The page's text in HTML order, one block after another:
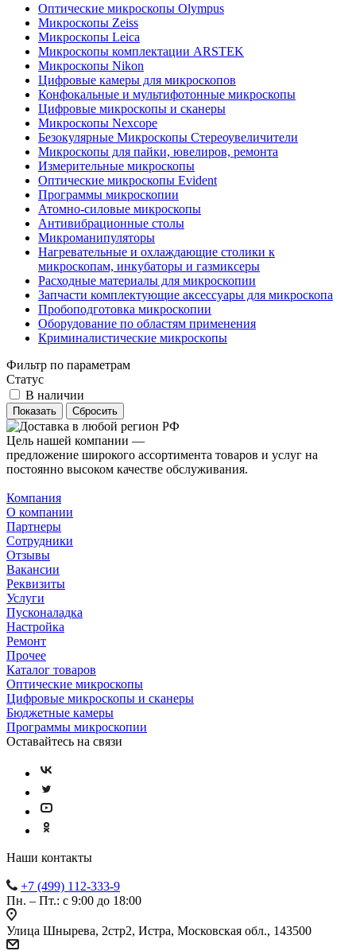
Оптические микроскопы Olympus
Микроскопы Zeiss
Микроскопы Leica
Микроскопы комплектации ARSTEK
Микроскопы Nikon
Цифровые камеры для микроскопов
Конфокальные и мультифотонные микроскопы
Цифровые микроскопы и сканеры
Микроскопы Nexcope
Безокулярные Микроскопы Стереоувеличители
Микроскопы для пайки, ювелиров, ремонта
Измерительные микроскопы
Оптические микроскопы Evident
Программы микроскопии
Атомно-силовые микроскопы
Антивибрационные столы
Микроманипуляторы
Нагревательные и охлаждающие столики к
микроскопам, инкубаторы и газмиксеры
Расходные материалы для микроскопии
Запчасти комплектующие аксессуары для микроскопа
Пробоподготовка микроскопии
Оборудование по областям применения
Криминалистические микроскопы
Фильтр по параметрам
Статус
В наличии
Сбросить
Цель нашей компании —
предложение широкого ассортимента товаров и услуг на
постоянно высоком качестве обслуживания.
Компания
О компании
Партнеры
Сотрудники
Отзывы
Вакансии
Реквизиты
Услуги
Пусконаладка
Настройка
Ремонт
Прочее
Каталог товаров
Оптические микроскопы
Цифровые микроскопы и сканеры
Бюджетные камеры
Программы микроскопии
Оставайтесь на связи
Наши контакты
+7 (499) 112-333-9
Пн. – Пт.: с 9:00 до 18:00
Улица Шнырева, 2стр2, Истра, Московская обл., 143500